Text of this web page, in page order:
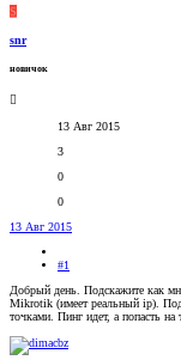
S
snr
новичок
13 Авг 2015
3
0
0
13 Авг 2015
#1
Добрый день. Подскажите как
Mikrotik (имеет реальный ір).
точками. Пинг идет, а попасть на